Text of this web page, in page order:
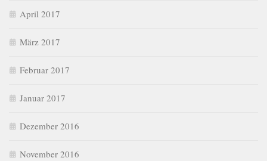
April 2017
März 2017
Februar 2017
Januar 2017
Dezember 2016
November 2016